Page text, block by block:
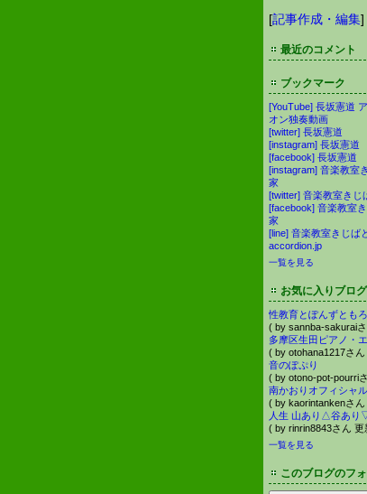
[記事作成・編集]
最近のコメント
ブックマーク
[YouTube] 長坂憲道
オン独奏動画
[twitter] 長坂憲道
[instagram] 長坂憲道
[facebook] 長坂憲道
[instagram] 音楽教室
家
[twitter] 音楽教室きじ
[facebook] 音楽教室
家
[line] 音楽教室きじば
accordion.jp
一覧を見る
お気に入りブログ
性教育とぽんずとも
( by sannba-sakurai
( by otohana1217さん
音のぽぷり
( by otono-pot-pourri
( by kaorintankenさん
人生 山あり△谷あり
( by rinrin8843さん 更
一覧を見る
このブログのフ